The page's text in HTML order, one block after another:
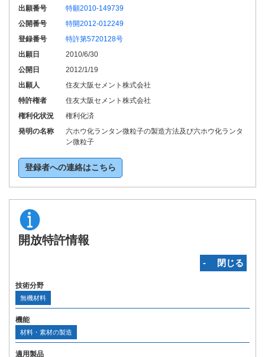
出願番号
特願2010-149739
公開番号
特開2012-012249
登録番号
特許第5720128号
出願日
2010/6/30
公開日
2012/1/19
出願人
住友大阪セメント株式会社
特許権者
住友大阪セメント株式会社
権利化状況
権利化済
発明の名称
六ホウ化ランタン微粒子の製造方法及び六ホウ化ランタ
ン微粒子
登録者への連絡はこちら
開放特許情報
‐ 閉じる
技術分野
無機材料
機能
材料・素材の製造
適用製品